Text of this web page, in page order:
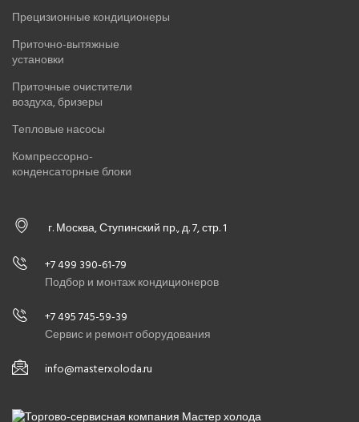
Прецизионные кондиционеры
Приточно-вытяжные
установки
Приточные очистители
воздуха, бризеры
Тепловые насосы
Компрессорно-
конденсаторные блоки
г. Москва, Ступинский пр., д. 7, стр. 1
+7 499 390-61-79
Подбор и монтаж кондиционеров
+7 495 745-59-39
Сервис и ремонт оборудования
info@masterxoloda.ru